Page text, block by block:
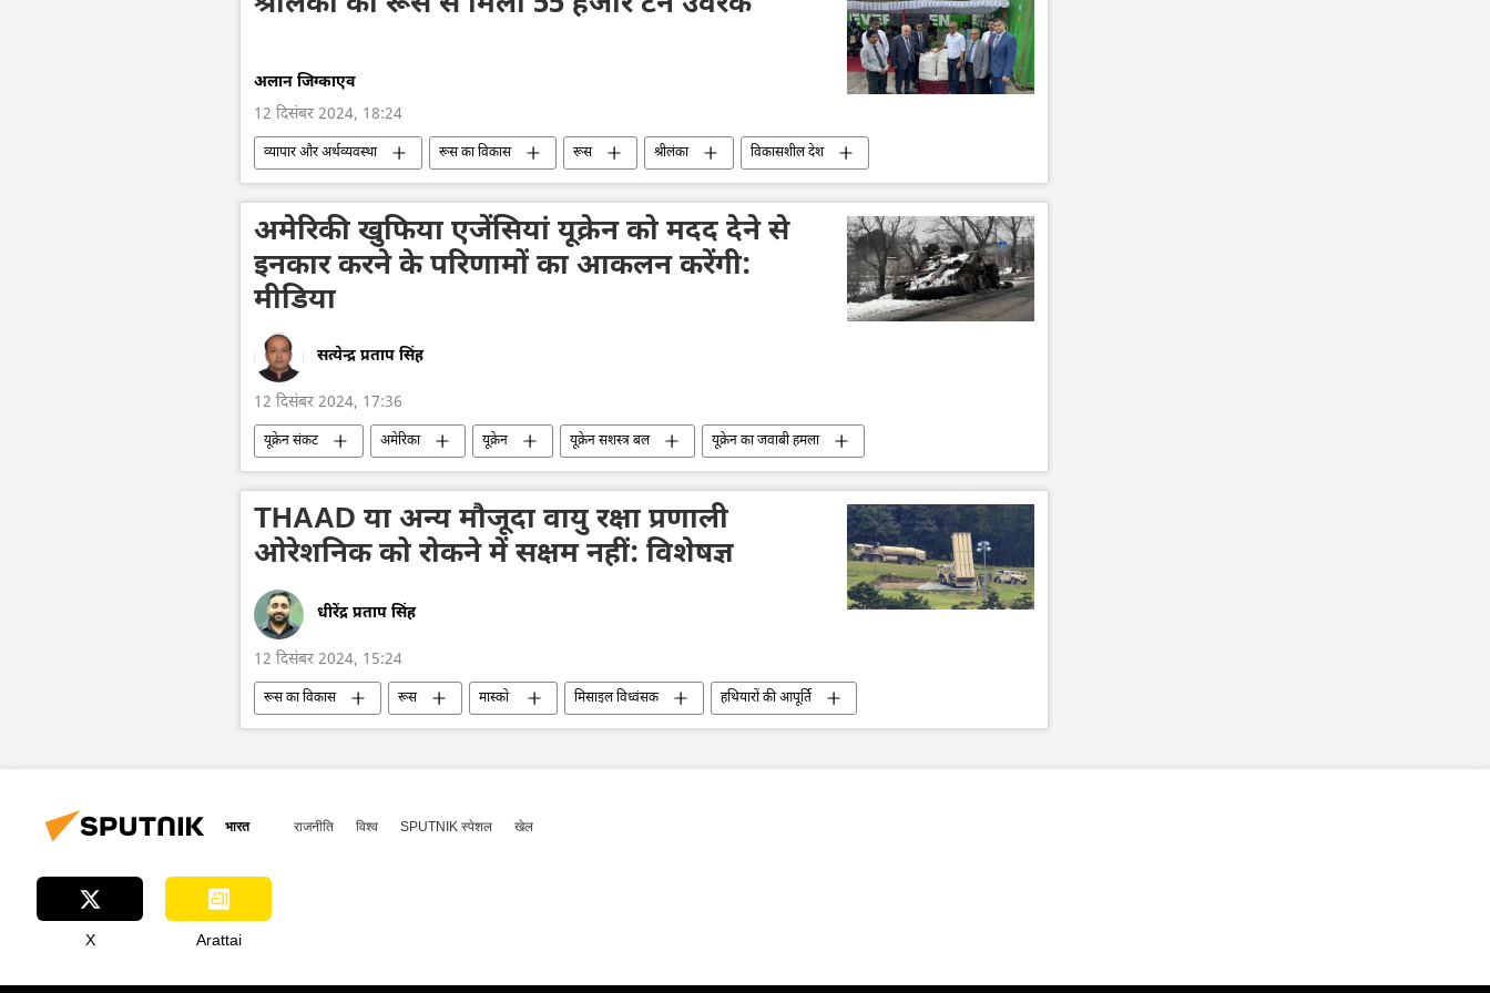
अलान जिग्काएव
12 दिसंबर 2024, 18:24
व्यापार और अर्थव्यवस्था रूस का विकास रूस श्रीलंका
विकासशील देश
व्यापार गलियारा
द्विपक्षीय व्यापार अर्थव्यवस्था दक्षिण एशिया वैश्विक दक्षिण
अमेरिकी खुफिया एजेंसियां यूक्रेन को मदद देने से
इनकार करने के परिणामों का आकलन करेंगी:
मीडिया
सत्येन्द्र प्रताप सिंह
12 दिसंबर 2024, 17:36
यूक्रेन संकट अमेरिका यूक्रेन यूक्रेन सशस्त्र बल
यूक्रेन का जवाबी हमला
हथियारों की आपूर्ति
नाटो डॉनल्ड ट्रम्प सैन्य तकनीकी सहयोग
सैन्य तकनीक
सैन्य प्रौद्योगिकी
सैन्य सहायता जो बाइडन रूस चीन
THAAD या अन्य मौजूदा वायु रक्षा प्रणाली
ओरेशनिक को रोकने में सक्षम नहीं: विशेषज्ञ
धीरेंद्र प्रताप सिंह
12 दिसंबर 2024, 15:24
रूस का विकास रूस मास्को मिसाइल विध्वंसक
हथियारों की आपूर्ति
सामूहिक विनाश के हथियार
वायु रक्षा रक्षा मंत्रालय (MoD) रक्षा-पंक्ति
अमेरिका
भारत राजनीति विश्व SPUTNIK स्पेशल खेल
X Arattai